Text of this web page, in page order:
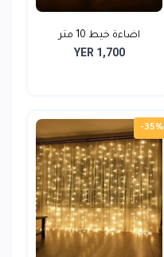
اضاءة خيط 10 متر
YER 1,700
-35%